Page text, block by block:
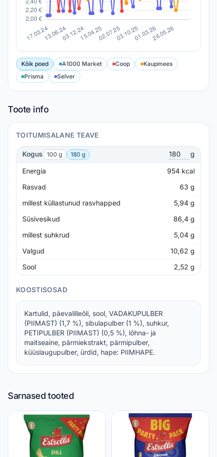
Kõik poed A1000 Market Coop
Kaupmees
Prisma
Selver
Toote info
TOITUMISALANE TEAVE
Kogus 100 g 180 g g
Energia 954 kcal
Rasvad
63 g
millest küllastunud rasvhapped
5,94 g
Süsivesikud
86,4 g
millest suhkrud
5,04 g
Valgud
10,62 g
Sool
2,52 g
KOOSTISOSAD
Kartulid, päevalilleõli, sool, VADAKUPULBER
(PIIMAST) (1,7 %), sibulapulber (1 %), suhkur,
PETIPULBER (PIIMAST) (0,5 %), lõhna- ja
maitseaine, pärmiekstrakt, pärmipulber,
küüslaugupulber, ürdid, hape: PIIMHAPE.
Sarnased tooted